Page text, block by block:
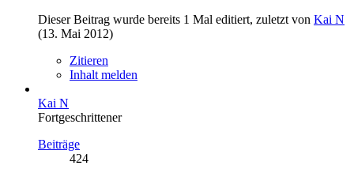
Dieser Beitrag wurde bereits 1 Mal editiert, zuletzt von Kai N
(13. Mai 2012)
Zitieren
Inhalt melden
Kai N
Fortgeschrittener
Beiträge
424